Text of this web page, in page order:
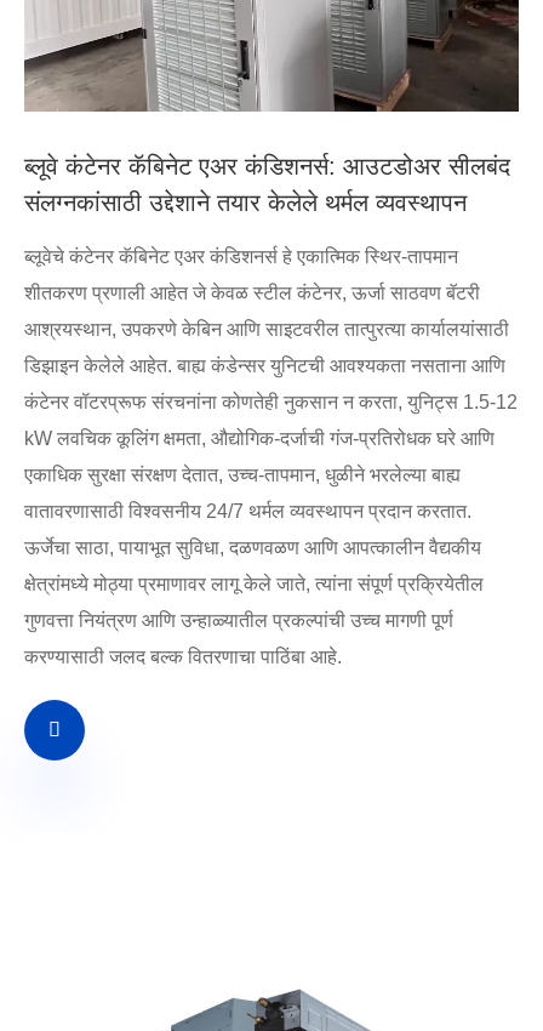
ब्लूवे कंटेनर कॅबिनेट एअर कंडिशनर्स: आउटडोअर सीलबंद
संलग्नकांसाठी उद्देशाने तयार केलेले थर्मल व्यवस्थापन
ब्लूवेचे कंटेनर कॅबिनेट एअर कंडिशनर्स हे एकात्मिक स्थिर-तापमान
शीतकरण प्रणाली आहेत जे केवळ स्टील कंटेनर, ऊर्जा साठवण बॅटरी
आश्रयस्थान, उपकरणे केबिन आणि साइटवरील तात्पुरत्या कार्यालयांसाठी
डिझाइन केलेले आहेत. बाह्य कंडेन्सर युनिटची आवश्यकता नसताना आणि
कंटेनर वॉटरप्रूफ संरचनांना कोणतेही नुकसान न करता, युनिट्स 1.5-12
kW लवचिक कूलिंग क्षमता, औद्योगिक-दर्जाची गंज-प्रतिरोधक घरे आणि
एकाधिक सुरक्षा संरक्षण देतात, उच्च-तापमान, धुळीने भरलेल्या बाह्य
वातावरणासाठी विश्वसनीय 24/7 थर्मल व्यवस्थापन प्रदान करतात.
ऊर्जेचा साठा, पायाभूत सुविधा, दळणवळण आणि आपत्कालीन वैद्यकीय
क्षेत्रांमध्ये मोठ्या प्रमाणावर लागू केले जाते, त्यांना संपूर्ण प्रक्रियेतील
गुणवत्ता नियंत्रण आणि उन्हाळ्यातील प्रकल्पांची उच्च मागणी पूर्ण
करण्यासाठी जलद बल्क वितरणाचा पाठिंबा आहे.
